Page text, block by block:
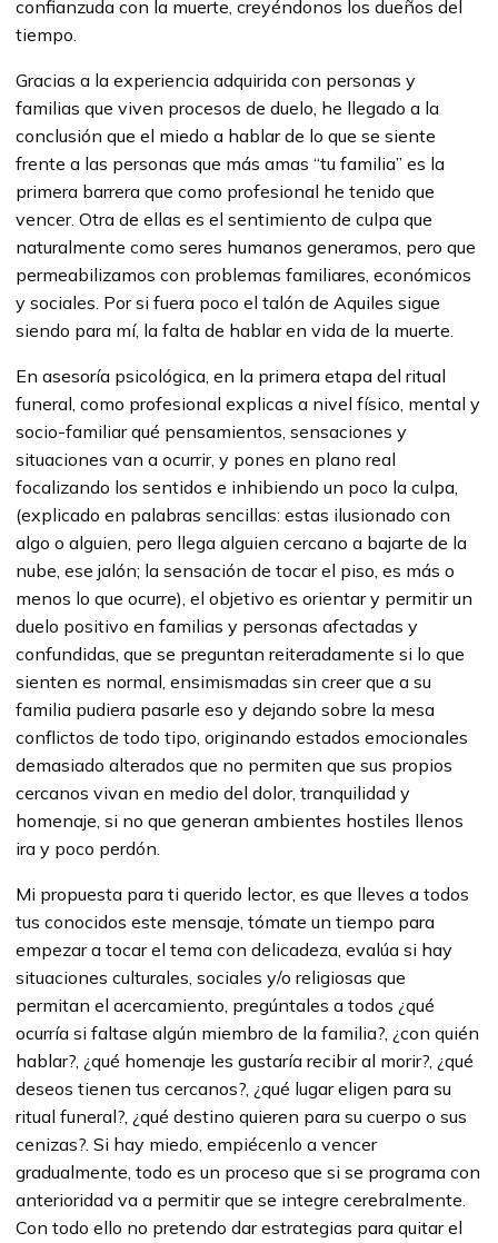
confianzuda con la muerte, creyéndonos los dueños del
tiempo.
Gracias a la experiencia adquirida con personas y
familias que viven procesos de duelo, he llegado a la
conclusión que el miedo a hablar de lo que se siente
frente a las personas que más amas “tu familia” es la
primera barrera que como profesional he tenido que
vencer. Otra de ellas es el sentimiento de culpa que
naturalmente como seres humanos generamos, pero que
permeabilizamos con problemas familiares, económicos
y sociales. Por si fuera poco el talón de Aquiles sigue
siendo para mí, la falta de hablar en vida de la muerte.
En asesoría psicológica, en la primera etapa del ritual
funeral, como profesional explicas a nivel físico, mental y
socio-familiar qué pensamientos, sensaciones y
situaciones van a ocurrir, y pones en plano real
focalizando los sentidos e inhibiendo un poco la culpa,
(explicado en palabras sencillas: estas ilusionado con
algo o alguien, pero llega alguien cercano a bajarte de la
nube, ese jalón; la sensación de tocar el piso, es más o
menos lo que ocurre), el objetivo es orientar y permitir un
duelo positivo en familias y personas afectadas y
confundidas, que se preguntan reiteradamente si lo que
sienten es normal, ensimismadas sin creer que a su
familia pudiera pasarle eso y dejando sobre la mesa
conflictos de todo tipo, originando estados emocionales
demasiado alterados que no permiten que sus propios
cercanos vivan en medio del dolor, tranquilidad y
homenaje, si no que generan ambientes hostiles llenos
ira y poco perdón.
Mi propuesta para ti querido lector, es que lleves a todos
tus conocidos este mensaje, tómate un tiempo para
empezar a tocar el tema con delicadeza, evalúa si hay
situaciones culturales, sociales y/o religiosas que
permitan el acercamiento, pregúntales a todos ¿qué
ocurría si faltase algún miembro de la familia?, ¿con quién
hablar?, ¿qué homenaje les gustaría recibir al morir?, ¿qué
deseos tienen tus cercanos?, ¿qué lugar eligen para su
ritual funeral?, ¿qué destino quieren para su cuerpo o sus
cenizas?. Si hay miedo, empiécenlo a vencer
gradualmente, todo es un proceso que si se programa con
anterioridad va a permitir que se integre cerebralmente.
Con todo ello no pretendo dar estrategias para quitar el